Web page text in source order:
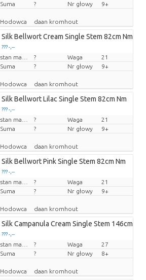
Suma
? Nr głowy 9+
Hodowca daan kromhout
Silk Bellwort Cream Single Stem 82cm Nm
??? -,--
Cena za sztukę
? Waga
21
Suma
? Nr głowy 9+
Hodowca daan kromhout
Silk Bellwort Lilac Single Stem 82cm Nm
??? -,--
Cena za sztukę
? Waga
21
Suma
? Nr głowy 9+
Hodowca daan kromhout
Silk Bellwort Pink Single Stem 82cm Nm
??? -,--
Cena za sztukę
? Waga
21
Suma
? Nr głowy 9+
Hodowca daan kromhout
Silk Campanula Cream Single Stem 146cm Nm
??? -,--
Cena za sztukę
? Waga
27
Suma
? Nr głowy 8+
Hodowca daan kromhout